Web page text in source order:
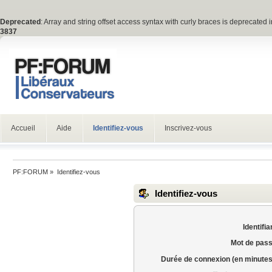
Deprecated : Array and string offset access syntax with curly braces is deprecated
3837
Accueil Aide Identifiez-vous Inscrivez-vous
PF:FORUM » Identifiez-vous
Identifiez-vous
Mot de
Durée de connexion (en